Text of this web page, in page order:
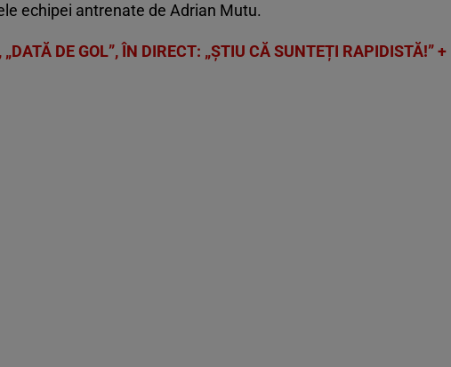
echipei antrenate de Adrian Mutu.
„DATĂ DE GOL”, ÎN DIRECT: „ȘTIU CĂ SUNTEȚI RAPIDISTĂ!” +